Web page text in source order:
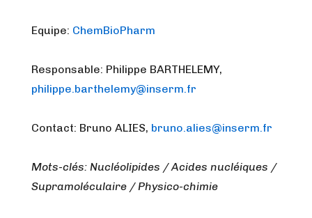
Equipe: ChemBioPharm
Responsable: Philippe BARTHELEMY,
philippe.barthelemy@inserm.fr
Contact: Bruno ALIES, bruno.alies@inserm.fr
Mots-clés: Nucléolipides / Acides nucléiques /
Supramoléculaire / Physico-chimie